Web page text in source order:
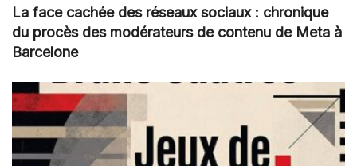
La face cachée des réseaux sociaux : chronique
du procès des modérateurs de contenu de Meta à
Barcelone